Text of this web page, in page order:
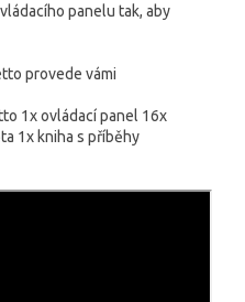
panelu tak, aby
provede vámi
1x ovládací panel 16x
1x kniha s příběhy